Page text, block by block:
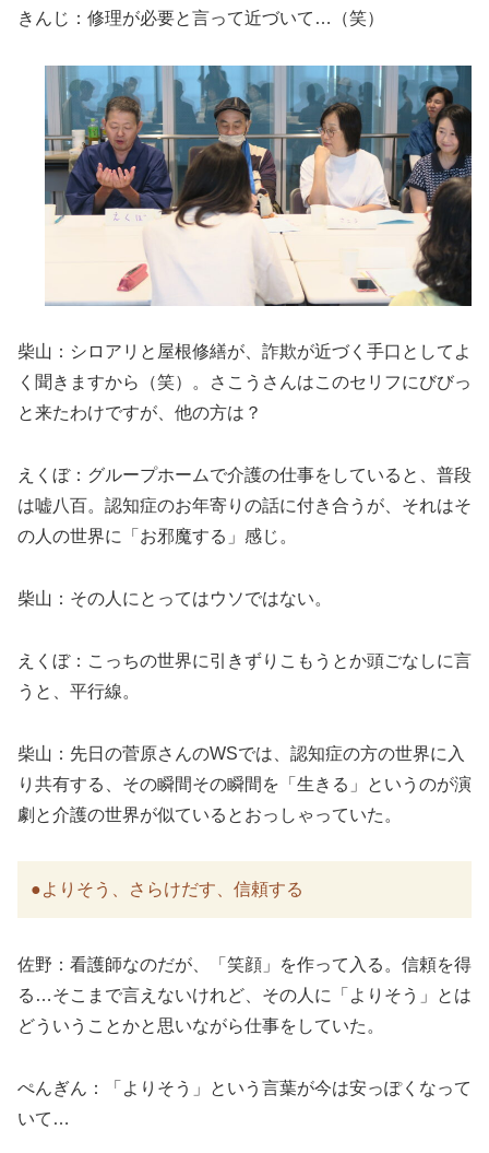
きんじ：修理が必要と言って近づいて…（笑）
柴山：シロアリと屋根修繕が、詐欺が近づく手口としてよ
く聞きますから（笑）。さこうさんはこのセリフにびびっ
と来たわけですが、他の方は？
えくぼ：グループホームで介護の仕事をしていると、普段
は嘘八百。認知症のお年寄りの話に付き合うが、それはそ
の人の世界に「お邪魔する」感じ。
柴山：その人にとってはウソではない。
えくぼ：こっちの世界に引きずりこもうとか頭ごなしに言
うと、平行線。
柴山：先日の菅原さんのWSでは、認知症の方の世界に入
り共有する、その瞬間その瞬間を「生きる」というのが演
劇と介護の世界が似ているとおっしゃっていた。
●よりそう、さらけだす、信頼する
佐野：看護師なのだが、「笑顔」を作って入る。信頼を得
る…そこまで言えないけれど、その人に「よりそう」とは
どういうことかと思いながら仕事をしていた。
ぺんぎん：「よりそう」という言葉が今は安っぽくなって
いて…